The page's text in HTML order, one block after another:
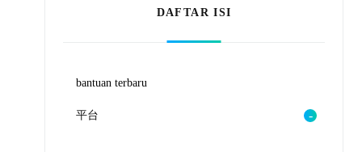
DAFTAR ISI
bantuan terbaru
平台